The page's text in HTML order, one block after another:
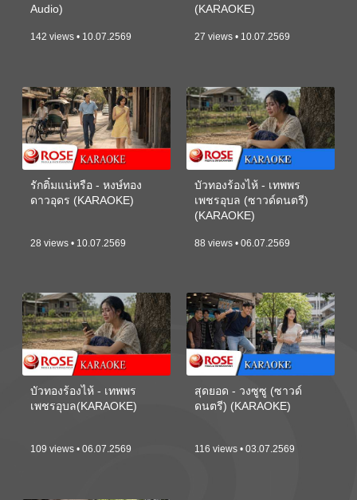
Audio)
142 views • 10.07.2569
(KARAOKE)
27 views • 10.07.2569
รักติ๋มแน่หรือ - หงษ์ทอง
ดาวอุดร (KARAOKE)
28 views • 10.07.2569
บัวทองร้องไห้ - เทพพร
เพชรอุบล (ซาวด์ดนตรี)
(KARAOKE)
88 views • 06.07.2569
บัวทองร้องไห้ - เทพพร
เพชรอุบล(KARAOKE)
109 views • 06.07.2569
สุดยอด - วงซูซู (ซาวด์
ดนตรี) (KARAOKE)
116 views • 03.07.2569